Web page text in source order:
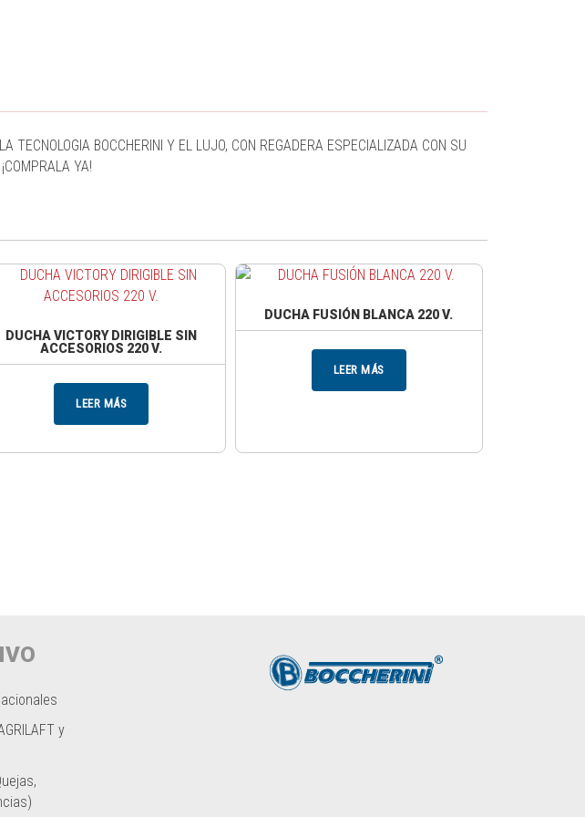
BOCCHERINI Y EL LUJO, CON REGADERA ESPECIALIZADA CON SU
YA!
DUCHA VICTORY DIRIGIBLE SIN
ACCESORIOS 220 V.
LEER MÁS
DUCHA FUSIÓN BLANCA 220 V.
LEER MÁS
y